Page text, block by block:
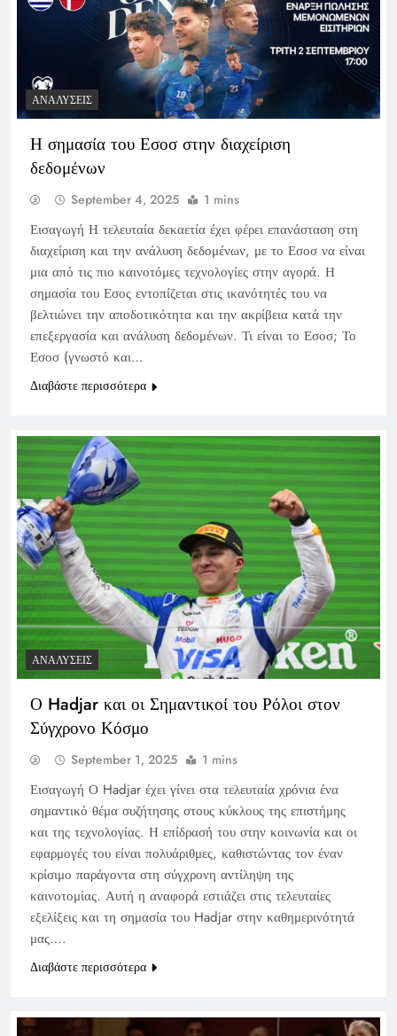
ΑΝΑΛΎΣΕΙΣ
Η σημασία του Εσοσ στην διαχείριση
δεδομένων
September 4, 2025 1 mins
Εισαγωγή Η τελευταία δεκαετία έχει φέρει επανάσταση στη
διαχείριση και την ανάλυση δεδομένων, με το Εσοσ να είναι
μια από τις πιο καινοτόμες τεχνολογίες στην αγορά. Η
σημασία του Εσος εντοπίζεται στις ικανότητές του να
βελτιώνει την αποδοτικότητα και την ακρίβεια κατά την
επεξεργασία και ανάλυση δεδομένων. Τι είναι το Εσοσ; Το
Εσοσ (γνωστό και…
Διαβάστε περισσότερα
ΑΝΑΛΎΣΕΙΣ
Ο Hadjar και οι Σημαντικοί του Ρόλοι στον
Σύγχρονο Κόσμο
September 1, 2025 1 mins
Εισαγωγή Ο Hadjar έχει γίνει στα τελευταία χρόνια ένα
σημαντικό θέμα συζήτησης στους κύκλους της επιστήμης
και της τεχνολογίας. Η επίδρασή του στην κοινωνία και οι
εφαρμογές του είναι πολυάριθμες, καθιστώντας τον έναν
κρίσιμο παράγοντα στη σύγχρονη αντίληψη της
καινοτομίας. Αυτή η αναφορά εστιάζει στις τελευταίες
εξελίξεις και τη σημασία του Hadjar στην καθημερινότητά
μας….
Διαβάστε περισσότερα